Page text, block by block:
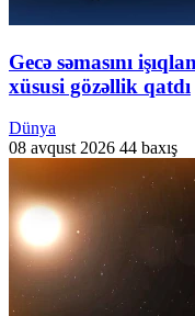
Gecə səmasını
xüsusi gözəllik qatdı
Dünya
08 avqust 2026 44 baxış